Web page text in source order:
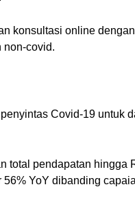
konsultasi online
non-covid.
Covid-19 untuk
total pendapatan hingga
YoY dibanding